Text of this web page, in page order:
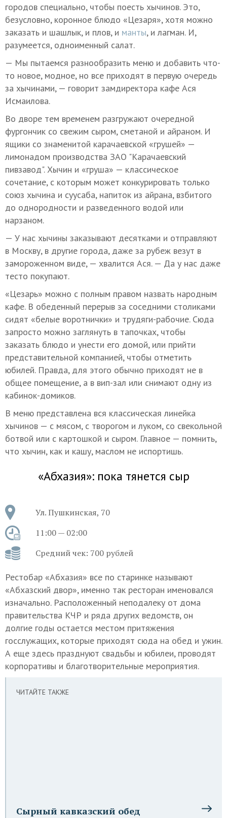
городов специально, чтобы поесть хычинов. Это,
безусловно, коронное блюдо «Цезаря», хотя можно
заказать и шашлык, и плов, и манты, и лагман. И,
разумеется, одноименный салат.
— Мы пытаемся разнообразить меню и добавить что-
то новое, модное, но все приходят в первую очередь
за хычинами, — говорит замдиректора кафе Ася
Исмаилова.
Во дворе тем временем разгружают очередной
фургончик со свежим сыром, сметаной и айраном. И
ящики со знаменитой карачаевской «грушей» —
лимонадом производства ЗАО "Карачаевский
пивзавод". Хычин и «груша» — классическое
сочетание, с которым может конкурировать только
союз хычина и суусаба, напиток из айрана, взбитого
до однородности и разведенного водой или
нарзаном.
— У нас хычины заказывают десятками и отправляют
в Москву, в другие города, даже за рубеж везут в
замороженном виде, — хвалится Ася. — Да у нас даже
тесто покупают.
«Цезарь» можно с полным правом назвать народным
кафе. В обеденный перерыв за соседними столиками
сидят «белые воротнички» и трудяги-рабочие. Сюда
запросто можно заглянуть в тапочках, чтобы
заказать блюдо и унести его домой, или прийти
представительной компанией, чтобы отметить
юбилей. Правда, для этого обычно приходят не в
общее помещение, а в вип-зал или снимают одну из
кабинок-домиков.
В меню представлена вся классическая линейка
хычинов — с мясом, с творогом и луком, со свекольной
ботвой или с картошкой и сыром. Главное — помнить,
что хычин, как и кашу, маслом не испортишь.
«Абхазия»: пока тянется сыр
Ул. Пушкинская, 70
11:00 — 02:00
Средний чек: 700 рублей
Рестобар «Абхазия» все по старинке называют
«Абхазский двор», именно так ресторан именовался
изначально. Расположенный неподалеку от дома
правительства КЧР и ряда других ведомств, он
долгие годы остается местом притяжения
госслужащих, которые приходят сюда на обед и ужин.
А еще здесь празднуют свадьбы и юбилеи, проводят
корпоративы и благотворительные мероприятия.
ЧИТАЙТЕ ТАКЖЕ
Сырный кавказский обед